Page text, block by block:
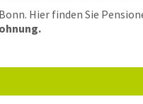
Hier finden Sie